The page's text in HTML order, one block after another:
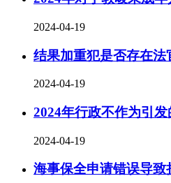
2024-04-19
结果加重犯是否存在
2024-04-19
2024年行政不作为引
2024-04-19
海事保全申请错误导致